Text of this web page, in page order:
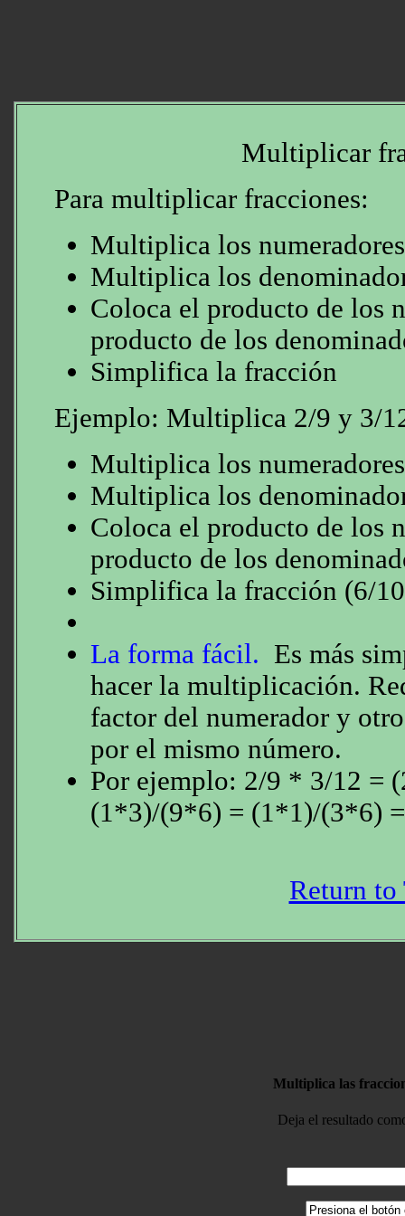
Multiplicar
Para multiplicar fracciones:
Multiplica los
Multiplica los
Coloca el producto de los
producto de los
Simplifica la fracción
Ejemplo: Multiplica 2/9 y 3/
Multiplica los
Multiplica los
Coloca el producto de los
producto de los
Simplifica la fracción (6/
La forma fácil. Es más
hacer la multiplicación.
factor del numerador y
por el mismo número.
Por ejemplo: 2/9 * 3/12 =
(1*3)/(9*6) = (1*1)/(3*6)
Return to
Multiplica las
Deja el resultado